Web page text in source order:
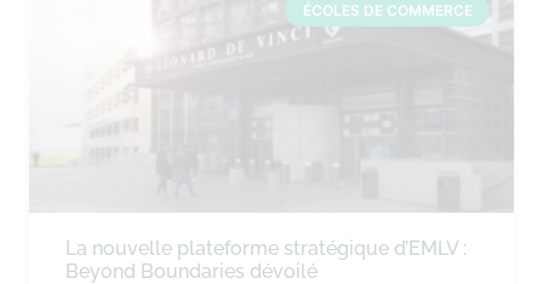
ÉCOLES DE COMMERCE
La nouvelle plateforme stratégique d’EMLV :
Beyond Boundaries dévoilé